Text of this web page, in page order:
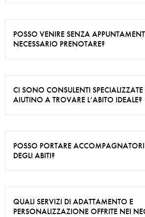
POSSO VENIRE SENZA
NECESSARIO PRENOTARE?
CI SONO CONSULENTI
AIUTINO A TROVARE L’ABITO IDEALE?
POSSO PORTARE
DEGLI ABITI?
QUALI SERVIZI DI ADATTAMENTO E
PERSONALIZZAZIONE OFFRITE NEI